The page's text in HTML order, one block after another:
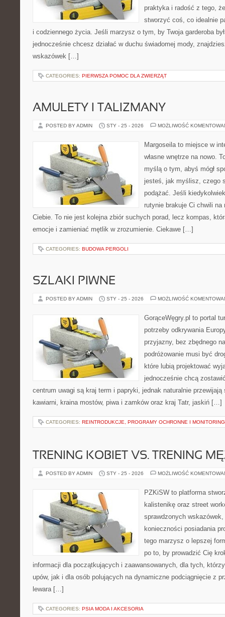
praktyka i radość z tego,
stworzyć coś, co idealnie
i codziennego życia. Jeśli marzysz o tym, by Twoja garderoba
jednocześnie chcesz działać w duchu świadomej mody,
wskazówek […]
CATEGORIES: PIERWSZA POMOC DLA ZWIERZĄT
AMULETY I TALIZMANY
POSTED BY ADMIN STY - 25 - 2026 MOŻLIWOŚĆ
Margoseila to miejsce w
własne wnętrze na nowo.
myślą o tym, abyś mógł
jesteś, jak myślisz, czego
podążać. Jeśli
rutynie brakuje Ci chwili na
Ciebie. To nie jest kolejna zbiór suchych porad, lecz kompas,
emocje i zamieniać mętlik w zrozumienie. Ciekawe […]
CATEGORIES: BUDOWA PERGOLI
SZLAKI PIWNE
POSTED BY ADMIN STY - 25 - 2026 MOŻLIWOŚĆ
GorąceWęgry.pl to portal
potrzeby odkrywania
przyjazny, bez zbędnego
podróżowanie musi być
które lubią projektować
jednocześnie chcą
centrum uwagi są kraj term i papryki, jednak naturalnie
kawiarni, kraina mostów, piwa i zamków oraz kraj Tatr, jaskiń […]
CATEGORIES: REINTRODUKCJE, PROGRAMY OCHRONNE I
TRENING KOBIET VS. TRENING
POSTED BY ADMIN STY - 25 - 2026 MOŻLIWOŚĆ
PZKiSW to platforma
kalistenikę oraz street
sprawdzonych
konieczności posiadania
tego marzysz o lepszej
po to, by prowadzić Cię
informacji dla początkujących i zaawansowanych, dla tych,
upów, jak i dla osób polujących na dynamiczne podciągnięcie z
lewara […]
CATEGORIES: PSIA MODA I AKCESORIA